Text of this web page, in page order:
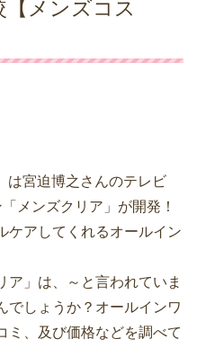
【メンズコス
は宮迫博之さんのテレビ
メンズクリア」が開発！
ケアしてくれるオールイン
ア」は、～と言われていま
でしょうか？オールインワ
ミ、及び価格などを調べて